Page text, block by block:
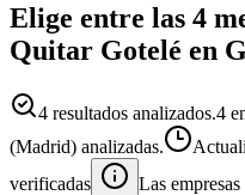
Elige entre las 4
Quitar Gotelé en
4 resultados analizados.4
(Madrid) analizadas.
verificadas
Las